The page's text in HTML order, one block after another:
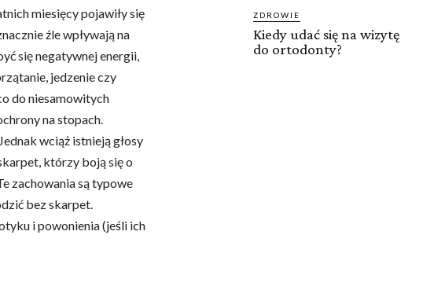
miesięcy pojawiły się
źle wpływają na
się negatywnej energii,
jedzenie czy
do niesamowitych
na stopach.
wciąż istnieją głosy
którzy boją się o
zachowania są typowe
bez skarpet.
i powonienia (jeśli ich
ZDROWIE
Kiedy udać się na wizytę
do ortodonty?